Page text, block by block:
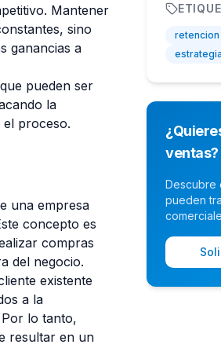
Mantener
sino
ganancias a
pueden ser
la
el proceso.
una empresa
concepto es
compras
del negocio.
existente
a la
lo tanto,
resultar en un
retencion
ventas?
Descubre
pueden